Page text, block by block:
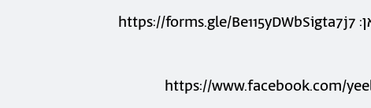
https://forms.gle/Be115yDWbSigta7j7
https://www.facebook.com/